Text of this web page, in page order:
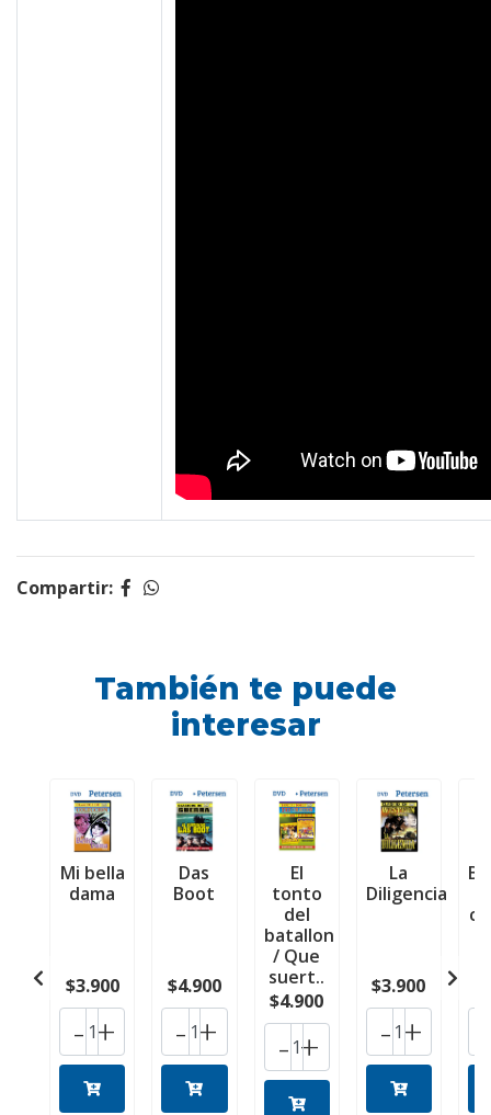
Compartir:
También te puede
interesar
Mi bella
dama
$3.900
+
-
Das
Boot
$4.900
+
-
El
tonto
del
batallon
/ Que
suert..
$4.900
+
-
La
Diligencia
$3.900
+
-